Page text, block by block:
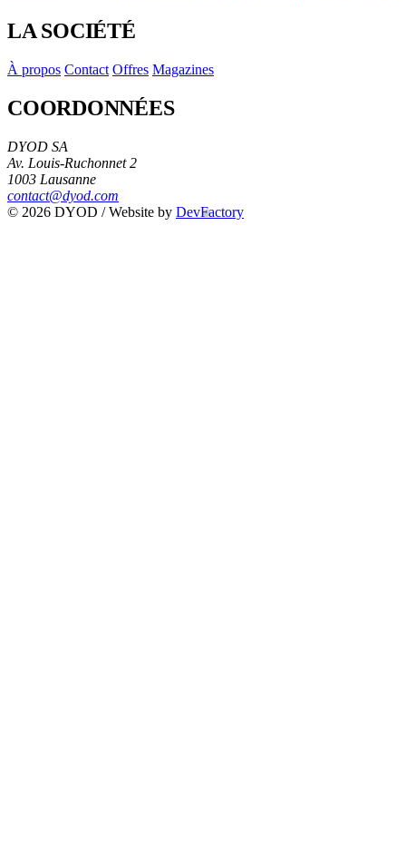
LA SOCIÉTÉ
À propos Contact Offres Magazines
COORDONNÉES
DYOD SA
Av. Louis-Ruchonnet 2
1003 Lausanne
contact@dyod.com
© 2026 DYOD / Website by DevFactory